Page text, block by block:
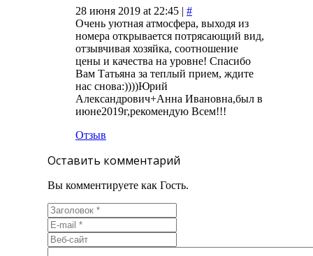
28 июня 2019 at 22:45 | #
Очень уютная атмосфера, выходя из
номера открывается потрясающий вид,
отзывчивая хозяйка, соотношение
цены и качества на уровне! Спасибо
Вам Татьяна за теплый прием, ждите
нас снова:))))Юрий
Александрович+Анна Ивановна,был в
июне2019г,рекомендую Всем!!!
Отзыв
Оставить комментарий
Вы комментируете как Гость.